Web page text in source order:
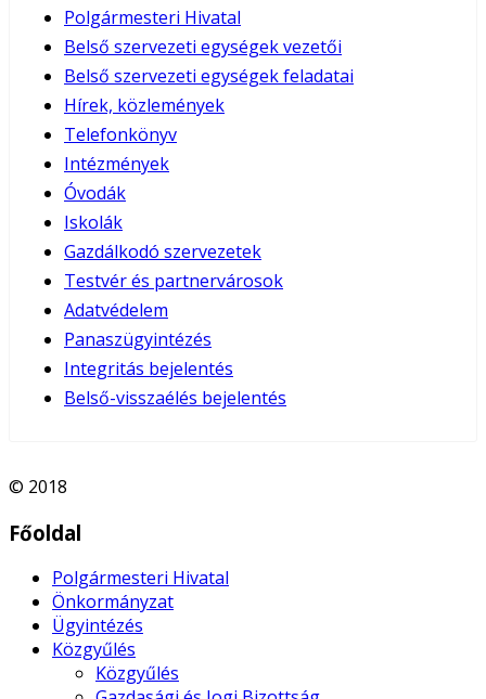
Polgármesteri Hivatal
Belső szervezeti egységek vezetői
Belső szervezeti egységek feladatai
Hírek, közlemények
Telefonkönyv
Intézmények
Óvodák
Iskolák
Gazdálkodó szervezetek
Testvér és partnervárosok
Adatvédelem
Panaszügyintézés
Integritás bejelentés
Belső-visszaélés bejelentés
© 2018
Főoldal
Polgármesteri Hivatal
Önkormányzat
Ügyintézés
Közgyűlés
Közgyűlés